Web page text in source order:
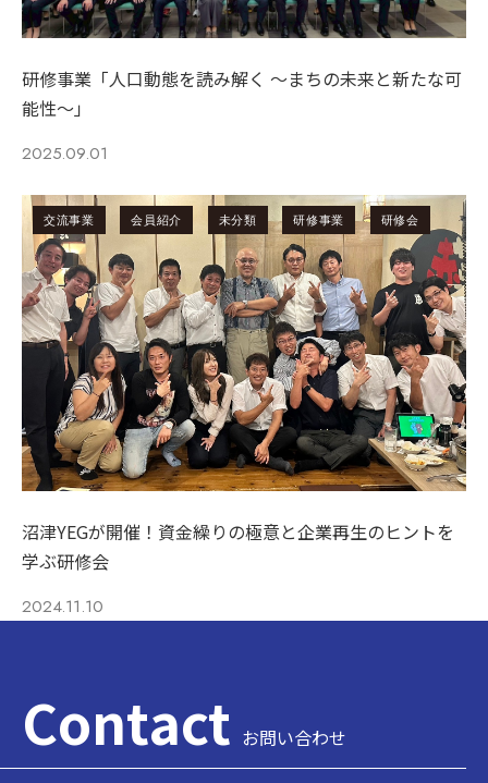
研修事業「人口動態を読み解く ～まちの未来と新たな可
能性～」
2025.09.01
交流事業 会員紹介 未分類 研修事業 研修会
沼津YEGが開催！資金繰りの極意と企業再生のヒントを
学ぶ研修会
2024.11.10
Contact お問い合わせ